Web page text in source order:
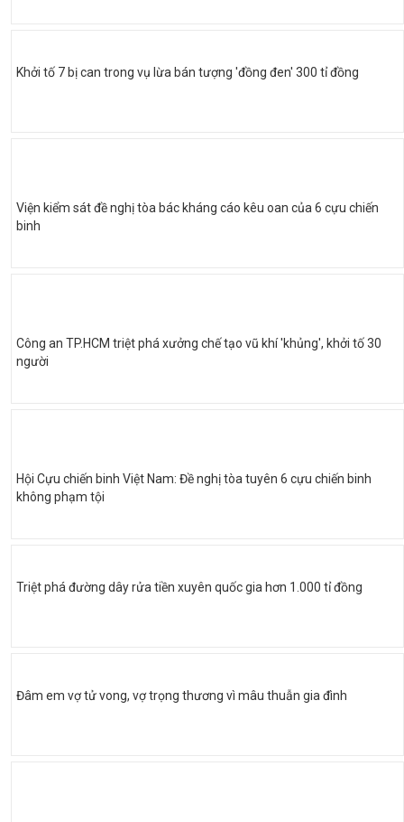
Khởi tố 7 bị can trong vụ lừa bán tượng 'đồng đen' 300 tỉ đồng
Viện kiểm sát đề nghị tòa bác kháng cáo kêu oan của 6 cựu chiến
binh
Công an TP.HCM triệt phá xưởng chế tạo vũ khí 'khủng', khởi tố 30
người
Hội Cựu chiến binh Việt Nam: Đề nghị tòa tuyên 6 cựu chiến binh
không phạm tội
Triệt phá đường dây rửa tiền xuyên quốc gia hơn 1.000 tỉ đồng
Đâm em vợ tử vong, vợ trọng thương vì mâu thuẫn gia đình